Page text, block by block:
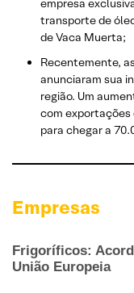
empresa
transporte de
de Vaca Muerta;
Recentemente,
anunciaram sua
região. Um
com exportações
para chegar a
Empresas
Frigoríficos:
União Europeia